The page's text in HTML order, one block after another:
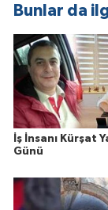
Bunlar da
İş İnsanı Kürşat
Günü